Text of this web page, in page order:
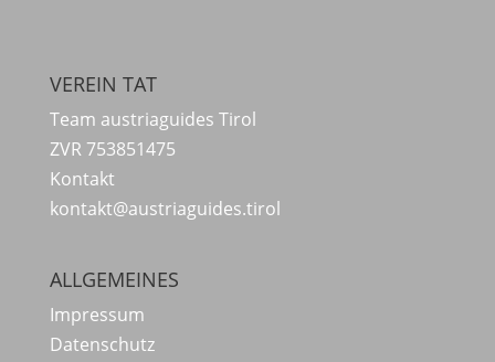
VEREIN TAT
Team austriaguides Tirol
ZVR 753851475
Kontakt
kontakt@austriaguides.tirol
ALLGEMEINES
Impressum
Datenschutz